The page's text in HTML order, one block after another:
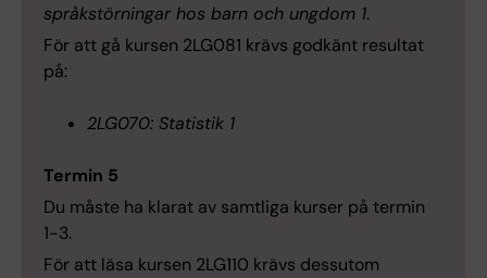
språkstörningar hos barn och ungdom 1.
För att gå kursen 2LG081 krävs godkänt resultat
på:
2LG070: Statistik 1
Termin 5
Du måste ha klarat av samtliga kurser på termin
1-3.
För att läsa kursen 2LG110 krävs dessutom